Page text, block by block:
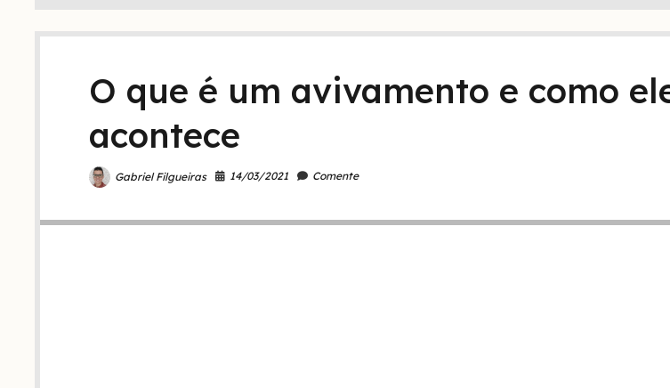
O que é um avivamento e como
acontece
Gabriel Filgueiras 14/03/2021 Comente